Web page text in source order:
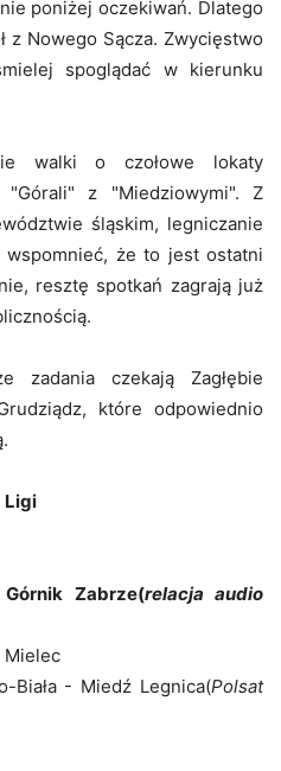
poniżej oczekiwań. Dlatego
z Nowego Sącza. Zwycięstwo
spoglądać w kierunku
walki o czołowe lokaty
"Górali" z "Miedziowymi". Z
śląskim, legniczanie
wspomnieć, że to jest ostatni
resztę spotkań zagrają już
zadania czekają Zagłębie
które odpowiednio
Ligi
Zabrze(relacja audio
Mielec
Biała - Miedź Legnica(Polsat